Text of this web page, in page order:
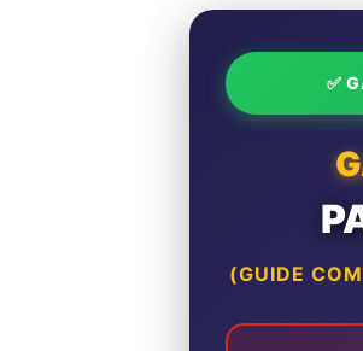
✅
(GUIDE